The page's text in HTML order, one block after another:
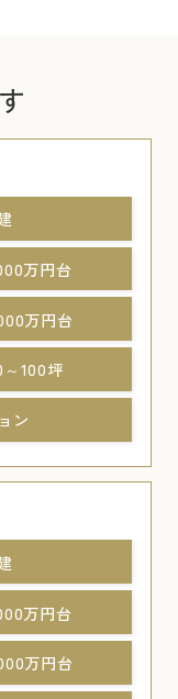
万円台
万円台
100坪
ン
万円台
万円台